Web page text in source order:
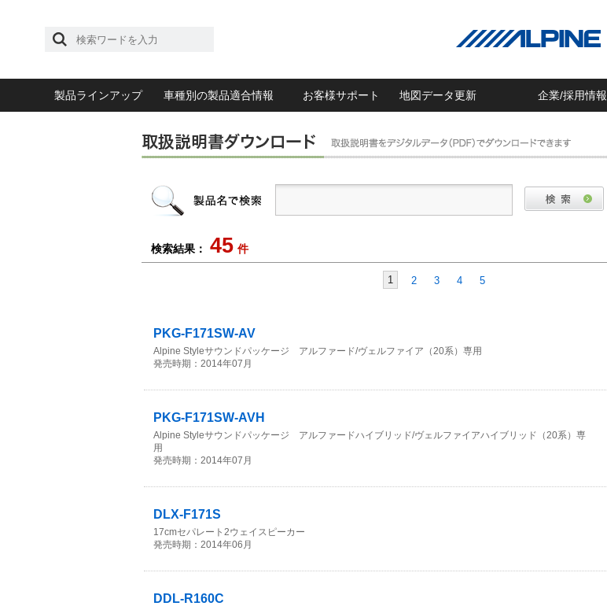
製品ラインアップ 車種別の製品適合情報 お客様サポート 地図データ更新 企業/採用情報
検索結果： 45 件
1 2 3 4 5
PKG-F171SW-AV
Alpine Styleサウンドパッケージ アルファード/ヴェルファイア（20系）専用
発売時期：2014年07月
PKG-F171SW-AVH
Alpine Styleサウンドパッケージ アルファードハイブリッド/ヴェルファイアハイブリッド（20系）専
用
発売時期：2014年07月
DLX-F171S
17cmセパレート2ウェイスピーカー
発売時期：2014年06月
DDL-R160C